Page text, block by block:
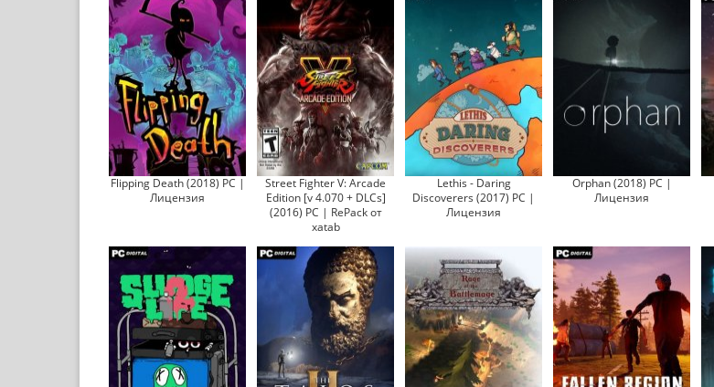
Flipping Death (2018) PC |
Лицензия
Street Fighter V: Arcade
Edition [v 4.070 + DLCs]
(2016) PC | RePack от
xatab
Lethis - Daring
Discoverers (2017) PC |
Лицензия
Orphan (2018) PC |
Лицензия